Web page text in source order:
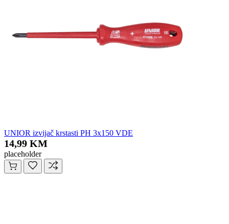
UNIOR izvijač krstasti PH 3x150 VDE
14,99 KM
placeholder